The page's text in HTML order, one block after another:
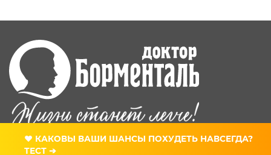
© Клиника снижения веса «Доктор Борменталь». 2002—2026
❤ КАКОВЫ ВАШИ ШАНСЫ ПОХУДЕТЬ НАВСЕГДА?
ТЕСТ ➔